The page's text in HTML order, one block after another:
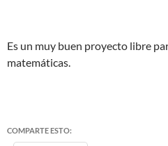
Es un muy buen proyecto libre
matemáticas.
COMPARTE ESTO: